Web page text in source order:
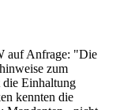
auf Anfrage: "Die
zum
die Einhaltung
kennten die